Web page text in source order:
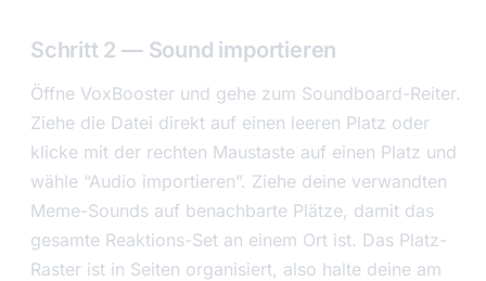
Schritt 2 — Sound importieren
Öffne VoxBooster und gehe zum Soundboard-Reiter.
Ziehe die Datei direkt auf einen leeren Platz oder
klicke mit der rechten Maustaste auf einen Platz und
wähle “Audio importieren”. Ziehe deine verwandten
Meme-Sounds auf benachbarte Plätze, damit das
gesamte Reaktions-Set an einem Ort ist. Das Platz-
Raster ist in Seiten organisiert, also halte deine am